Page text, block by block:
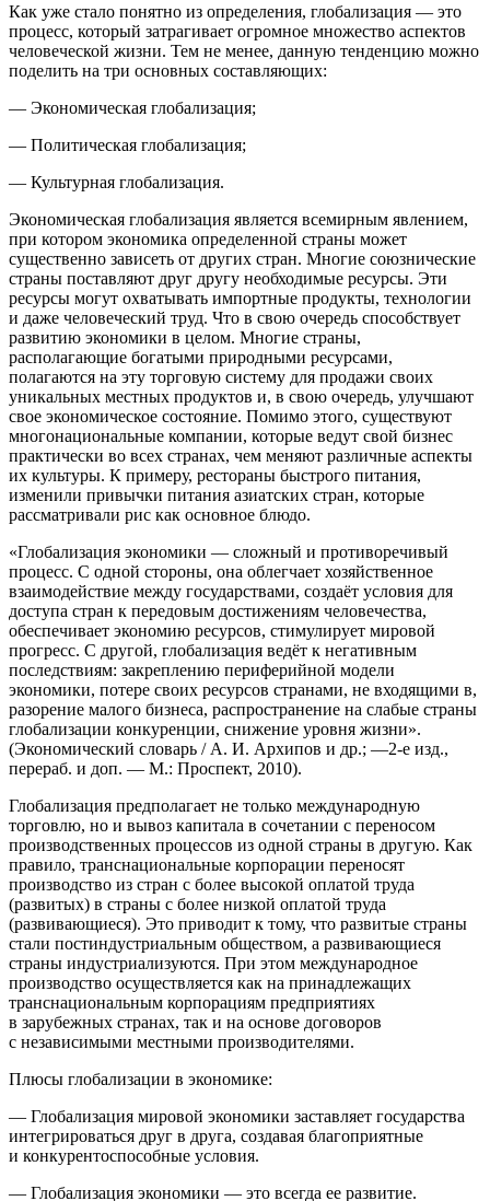
Как уже стало понятно из определения, глобализация — это
процесс, который затрагивает огромное множество аспектов
человеческой жизни. Тем не менее, данную тенденцию можно
поделить на три основных составляющих:
— Экономическая глобализация;
— Политическая глобализация;
— Культурная глобализация.
Экономическая глобализация является всемирным явлением,
при котором экономика определенной страны может
существенно зависеть от других стран. Многие союзнические
страны поставляют друг другу необходимые ресурсы. Эти
ресурсы могут охватывать импортные продукты, технологии
и даже человеческий труд. Что в свою очередь способствует
развитию экономики в целом. Многие страны,
располагающие богатыми природными ресурсами,
полагаются на эту торговую систему для продажи своих
уникальных местных продуктов и, в свою очередь, улучшают
свое экономическое состояние. Помимо этого, существуют
многонациональные компании, которые ведут свой бизнес
практически во всех странах, чем меняют различные аспекты
их культуры. К примеру, рестораны быстрого питания,
изменили привычки питания азиатских стран, которые
рассматривали рис как основное блюдо.
«Глобализация экономики — сложный и противоречивый
процесс. С одной стороны, она облегчает хозяйственное
взаимодействие между государствами, создаёт условия для
доступа стран к передовым достижениям человечества,
обеспечивает экономию ресурсов, стимулирует мировой
прогресс. С другой, глобализация ведёт к негативным
последствиям: закреплению периферийной модели
экономики, потере своих ресурсов странами, не входящими в,
разорение малого бизнеса, распространение на слабые страны
глобализации конкуренции, снижение уровня жизни».
(Экономический словарь / А. И. Архипов и др.; —2-е изд.,
перераб. и доп. — М.: Проспект, 2010).
Глобализация предполагает не только международную
торговлю, но и вывоз капитала в сочетании с переносом
производственных процессов из одной страны в другую. Как
правило, транснациональные корпорации переносят
производство из стран с более высокой оплатой труда
(развитых) в страны с более низкой оплатой труда
(развивающиеся). Это приводит к тому, что развитые страны
стали постиндустриальным обществом, а развивающиеся
страны индустриализуются. При этом международное
производство осуществляется как на принадлежащих
транснациональным корпорациям предприятиях
в зарубежных странах, так и на основе договоров
с независимыми местными производителями.
Плюсы глобализации в экономике:
— Глобализация мировой экономики заставляет государства
интегрироваться друг в друга, создавая благоприятные
и конкурентоспособные условия.
— Глобализация экономики — это всегда ее развитие.